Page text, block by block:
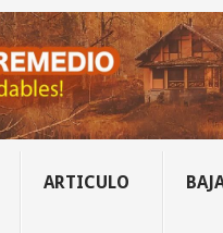
ARTICULO